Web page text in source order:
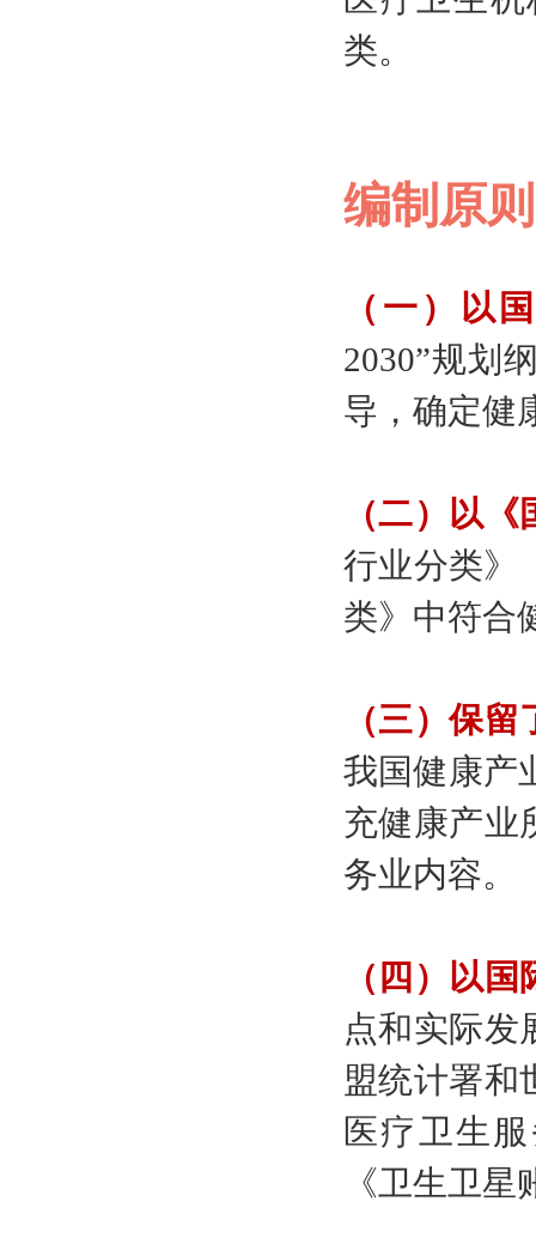
类。
编制原则
（一）以
2030”规划
导，确定健
（二）以
行业分类》
类》中符合
（三）保
我国健康产
充健康产业
务业内容。
（四）以
点和实际发
盟统计署和
医疗卫生
《卫生卫